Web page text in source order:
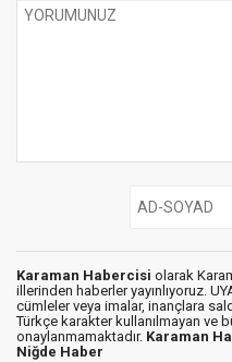
Karaman Habercisi olarak
illerinden haberler yayınlıyoruz.
cümleler veya imalar, inançlara
Türkçe karakter kullanılmayan ve
onaylanmamaktadır. Karaman
Niğde Haber